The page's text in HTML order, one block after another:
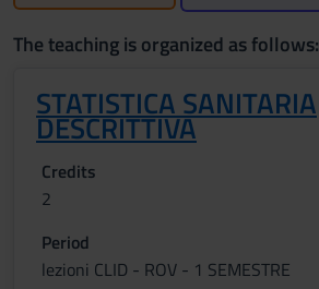
The teaching is organized as follows:
STATISTICA SANITARIA
DESCRITTIVA
Credits
2
Period
lezioni CLID - ROV - 1 SEMESTRE